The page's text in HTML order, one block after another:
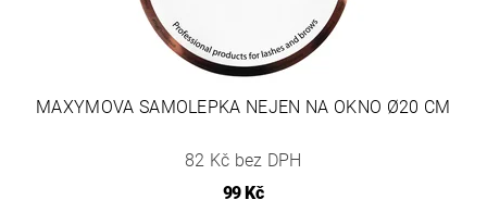
MAXYMOVA SAMOLEPKA NEJEN NA OKNO Ø20 CM
82 Kč bez DPH
99 Kč